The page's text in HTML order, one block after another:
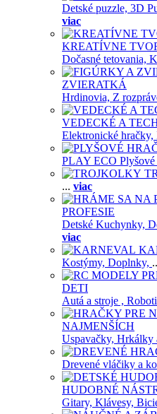
Detské puzzle, 3D
viac
KREATÍVNE
Dočasné tetovania,
ZVIERATKÁ
Hrdinovia, Z
VEDECKÉ A
Elektronické hračky,
PLAY ECO Plyšové
... viac
PROFESIE
Detské Kuchynky,
viac
Kostýmy, Doplnky,
DETI
Autá a stroje ,
NAJMENŠÍCH
Uspavačky, Hrkálky
Drevené vláčiky a
HUDOBNÉ
Gitary, Klávesy,